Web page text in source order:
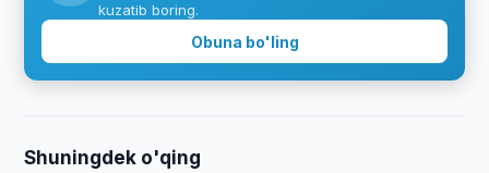
kuzatib boring.
Obuna bo'ling
Shuningdek o'qing